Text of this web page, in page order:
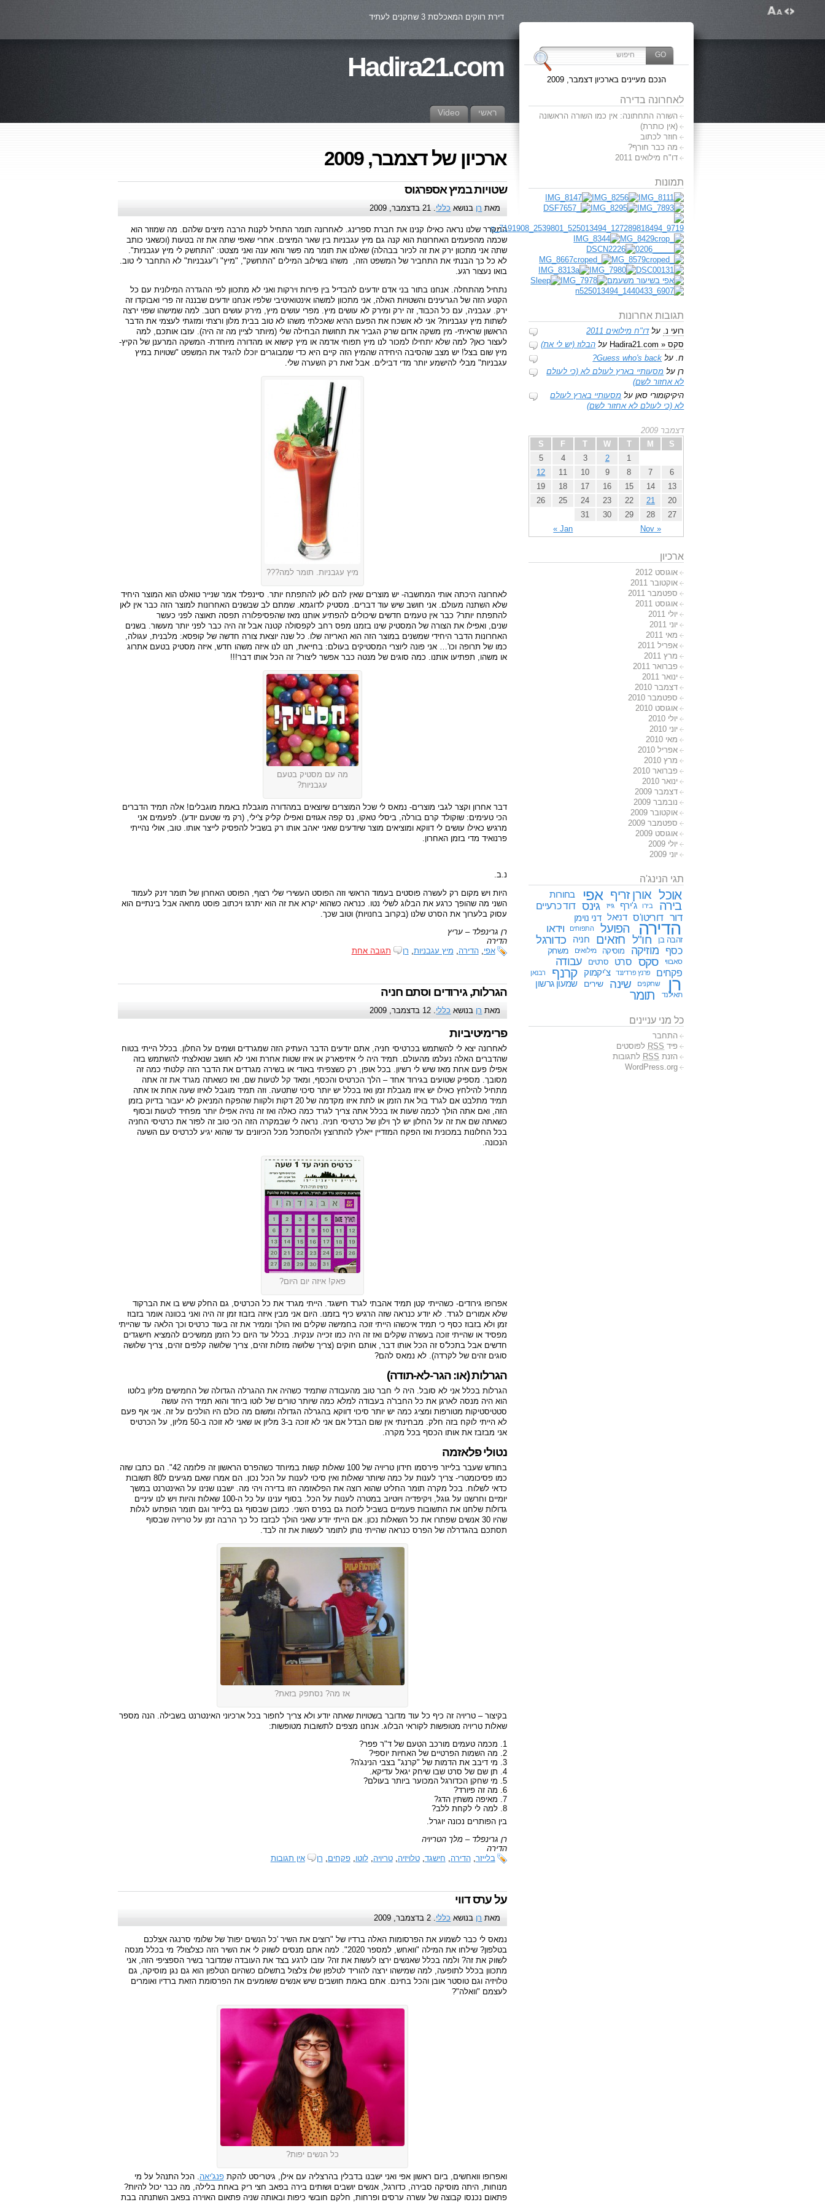
דירת רווקים המאכלסת 3 שחקנים לעתיד
Hadira21.com
ראשי Video
ארכיון של דצמבר, 2009
שטויות במיץ אספרגוס
מאת רן בנושא כללי. 21 בדצמבר, 2009
המקרר שלנו נראה כאילו קנינו את חברת ספרינג. לאחרונה תומר התחיל לקנות הרבה מיצים שלהם. מה שמוזר הוא
שכמה מהפעמים האחרונות הוא קנה גם מיץ עגבניות בין שאר המיצים. אחרי שאפי שתה את זה בטעות (וכשאני כותב
שתה אני מתכוון ירק את זה לכיור בבהלה) שאלנו את תומר מה פשר והוא ענה ואני מצטט: "התחשק לי מיץ עגבניות".
לא כל כך הבנתי את התחביר של המשפט הזה, משהו בשילוב המילים "התחשק", "מיץ" ו"עגבניות" לא התחבר לי טוב.
בואו נעצור רגע.
נתחיל מהתחלה. אנחנו בתור בני אדם יודעים להבדיל בין פירות וירקות ואני לא מתכוון לפי ההגדרה המילונית עם כל
הקטע הזה של הגרעינים והשטויות האלה, אני מתכוון למשהו אינטואיטיבי שלפיו אנחנו יודעים שבננה זה פרי ואבוקדו זה
ירק. עגבניה, עם כל הכבוד, זה ירק ומירק לא עושים מיץ. מפרי עושים מיץ, מירק עושים רוטב. למה שמישהו שפוי ירצה
לשתות מיץ עגבניות? אני לא אשכח את הפעם ההיא שאכלתי משהו לא טוב בבית מלון ורצתי ומזגתי לעצמי את הדבר
הראשון שראיתי- מין משקה אדום שרק הגביר את תחושת הבחילה שלי (מיותר לציין מה זה היה). עזבו אותכם, למה
לעצור כאן? למה שלא יתחילו למכור לנו מיץ תפוחי אדמה או מיץ קישוא או מהדורה מיוחדת- המשקה המרענן של הקיץ-
מיץ שום בצל! יש מצב שהסיבה היחידה שהמיץ הזה קיים היא כדי שמבוגרים יוכלו להגיד את המשפט "שטויות במיץ
עגבניות" מבלי להישמע יותר מדי דבילים. אבל זאת רק השערה שלי.
מיץ עגבניות. תומר למה???
לאחרונה היכתה אותי המחשבה- יש מוצרים שאין להם לאן להתפתח יותר. סיינפלד אמר שנייר טואלט הוא המוצר היחיד
שלא השתנה מעולם. אני חושב שיש עוד דברים. מסטיק לדוגמא. שמתם לב שבשנים האחרונות למוצר הזה כבר אין לאן
להתפתח יותר? כבר אין טעמים חדשים שיכולים להפתיע אותנו מאז שהפסיפלורה תפסה תאוצה לפני כעשר
שנים, ואפילו את הצורה של המסטיק שינו בזמנו מפס רחב לקפסולה קטנה אבל זה היה כבר לפני יותר מעשור. בשנים
האחרונות הדבר היחידי שמשנים במוצר הזה הוא האריזה שלו. כל שנה יוצאת צורה חדשה של קופסא: מלבנית, עגולה,
כמו של תרופה וכו'… אני פונה ליוצרי המסטיקים בעולם: בחייאת, תנו לנו איזה משהו חדש, איזה מסטיק בטעם אתרוג
או משהו, תפתיעו אותנו. כמה סוגים של מנטה כבר אפשר ליצור? זה הכל אותו דבר!!!
מה עם מסטיק בטעם
עגבניות?
דבר אחרון וקצר לגבי מוצרים- נמאס לי שכל המוצרים שיוצאים במהדורה מוגבלת באמת מוגבלים! אלה תמיד הדברים
הכי טעימים: שוקולד קרם בורלה, ביסלי טאקו, נס קפה אגוזים ואפילו קליק צ'ילי, (רק מי שטעם יודע). לפעמים אני
מרגיש כאילו עושים לי דווקא ומוציאים מוצר שיודעים שאני יאהב אותו רק בשביל להפסיק לייצר אותו. טוב, אולי נהייתי
פרנואיד מדי בזמן האחרון.
נ.ב.
היות ויש מקום רק לעשרה פוסטים בעמוד הראשי וזה הפוסט העשירי שלי רצוף, הפוסט האחרון של תומר זינק לעמוד
השני מה שהופך כרגע את הבלוג לשלי נטו. כנראה כשהוא יקרא את זה הוא יתרגז ויכתוב פוסט מחאה אבל בינתיים הוא
עסוק בלערוך את הסרט שלנו (בקרוב בחנויות) וטוב שכך.
רן גרינפלד – עריץ
הדירה
אפי ,הדירה מיץ עגבניות רן תגובה אחת
הגרלות, גירודים וסתם חניה
מאת רן בנושא כללי. 12 בדצמבר, 2009
פרימיטיביות
לאחרונה יצא לי להשתמש בכרטיסי חניה, אתם יודעים הדבר העתיק הזה שמגרדים ושמים על החלון. בכלל הייתי בטוח
שהדברים האלה נעלמו מהעולם. תמיד היה לי איזיפארק או איזו שטות אחרת ואני לא חושב שנאלצתי להשתמש בזה
אפילו פעם אחת מאז שיש לי רשיון. בכל אופן, רק כשצפיתי באודי או בשירה מגרדים את הדבר הזה קלטתי כמה זה
מסובך. מספיק שטועים בגירוד אחד – הלך הכרטיס והכסף, ומאד קל לטעות שם, ואז כשאתה מגרד את זה אתה
מתחיל להילחץ כאילו יש איזו מגבלת זמן ואז בכלל יש יותר סיכוי שתטעה. וזה תמיד מוגבל לאיזו שעה אחת אז אתה
תמיד מתלבט אם לגרד בול את הזמן או לתת איזו מקדמה של 20 דקות ולקוות שהפקח המניאק לא יעבור בדיוק בזמן
הזה, ואם אתה הולך לכמה שעות אז בכלל אתה צריך לגרד כמה כאלה ואז זה נהיה אפילו יותר מפחיד לטעות ובסוף
כשאתה שם את זה על החלון יש לך וילון של כרטיסי חניה. נראה לי שבמקרה הזה הכי טוב זה לפזר את כרטיסי החניה
בכל החלונות במכונית ואז הפקח המזדיין ייאלץ להתרוצץ ולהסתכל מכל הכיוונים עד שהוא יגיע לכרטיס עם השעה
הנכונה.
פאק! איזה יום היום?
אפרופו גירודים- כשהייתי קטן תמיד אהבתי לגרד חישגד. הייתי מגרד את כל הכרטיס, גם החלק שיש בו את הברקוד
שלא אמורים לגרד. לא יודע כנראה שזה הרגיש כיף בזמנו. היום אני מבין איזה בזבוז זמן זה היה ואני בכוונה אומר בזבוז
זמן ולא בזבוז כסף כי תמיד איכשהו הייתי זוכה בחמישה שקלים ואז הולך וממיר את זה בעוד כרטיס וכך הלאה עד שהייתי
מפסיד או שהייתי זוכה בעשרה שקלים ואז זה היה כמו זכייה ענקית. בכלל עד היום כל הזמן ממשיכים להמציא חישגדים
חדשים אבל בתכל'ס זה הכל אותו דבר, אותם חוקים (צריך שלושה מזלות זהים, צריך שלושה קלפים זהים, צריך שלושה
סוגים זהים של לקרדה). לא נמאס להם?
הגרלות (או: הגר-לא-תודה)
הגרלות בכלל אני לא סובל. היה לי חבר טוב מהעבודה שתמיד כשהיה את ההגרלה הגדולה של החמישים מליון בלוטו
הוא היה מנסה לארגן את כל החבר'ה בעבודה למלא כמה שיותר טורים של לוטו ביחד והוא תמיד היה עושה
סטטיסטיקות מטורפות ומציג כמה יש יותר סיכוי דווקא בהגרלה הגדולה ומשום מה כולם היו הולכים על זה. אני אף פעם
לא הייתי לוקח בזה חלק. מבחינתי אין שום הבדל אם אני לא זוכה ב-3 מליון או שאני לא זוכה ב-50 מליון, על הכרטיס
אני מבזבז את אותו הכסף בכל מקרה.
נטולי פלאזמה
בחודש שעבר בלייזר פירסמו חידון טריויה של 100 שאלות קשות במיוחד כשהפרס הראשון זה פלזמה 42". הם כתבו שזה
כמו פסיכומטרי- צריך לענות על כמה שיותר שאלות ואין סיכוי לענות על הכל נכון. הם אמרו שאם מגיעים ל80 תשובות
כדאי לשלוח. בכל מקרה תומר החליט שהוא רוצה את הפלאזמה הזו בדירה ויהי מה. ישבנו שנינו על האינטרנט במשך
יומיים וחרשנו על גוגל, ויקיפדיה ויוטיוב במטרה לענות על הכל. בסוף ענינו על כל ה-100 שאלות והיות ויש לנו עיניים
גדולות שלחנו את התשובות פעמיים בשביל לזכות גם בפרס השני. כמובן שבסוף גם בלייזר וגם תומר הופתעו לגלות
שהיו 30 אנשים שפתרו את כל השאלות נכון. אם הייתי יודע שאני הולך לבזבז כל כך הרבה זמן על טריויה שבסוף
תסתכם בהגדרלה של הפרס כנראה שהייתי נותן לתומר לעשות את זה לבד.
אז מה? נסתפק בזאת?
בקיצור – טריויה זה כיף כל עוד מדובר בשטויות שאתה יודע ולא צריך לחפור בכל ארכיוני האינטרנט בשבילה. הנה מספר
שאלות טריויה מטופשות לקוראי הבלוג. אנחנו מצפים לתשובות מטופשות:
מכמה טעמים מורכב הטעם של ד"ר פפר?
מה השמות הפרטיים של האחיות יוספי?
מי דיבב את הדמות של "קרנג" בצבי הנינג'ה?
תן שם של סרט שבו שיחק יגאל עדיקא.
מי שחקן הכדורגל המכוער ביותר בעולם?
מה זה פיורד?
מאיפה משתין הדג?
למה לי לקחת ללב?
בין הפותרים נכונה יוגרל.
רן גרינפלד – מלך הטריויה
הדירה
בלייזר ,הדירה חישגד ,טלויזיה ,טריויה ,לוטו ,פקחים רן אין תגובות
על ערס דווי
מאת רן בנושא כללי. 2 בדצמבר, 2009
נמאס לי כבר לשמוע את הפרסומות האלה ברדיו של "רוצים את השיר 'כל הנשים יפות' של שלומי סרנגה אצלכם
בטלפון? שילחו את המילה "וואחש, למספר 2020". למה אתם מנסים לשווק לי את השיר הזה כצלצול? מי בכלל מנסה
לשווק את זה? ולמה בכלל שאנשים ירצו לעשות את זה? עזבו לרגע בצד את העובדה שמדובר בשיר הספציפי הזה, אני
מתכוון בכלל לתופעה, למה שמישהו ירצה להוריד לטלפון שלו צלצול בתשלום כשהיום הטלפון הוא גם נגן מוסיקה, גם
טלויזיה וגם טוסטר אובן והכל בחינם. אתם באמת חושבים שיש אנשים ששומעים את הפרסומת הזאת ברדיו ואומרים
לעצמם "וואלה"?
כל הנשים יפות?
ואפרופו וואחשים, ביום ראשון אפי ואני ישבנו בדבלין בהרצליה עם אילן, גיטריסט להקתפנג'יאה . הכל התנהל על מי
מנוחות, היתה מוסיקה סבירה, כדורגל, אנשים יושבים ושותים בירה בפאב חצי ריק באחת בלילה, מה כבר יכול להיות?
פתאום נכנסו קבוצה של עשרה ערסים ופרחות, חלקם חובשי כיפות ובאותה שניה פתאום האוירה בפאב השתנתה בבת
הנכם מעיינים בארכיון דצמבר, 2009
לאחרונה בדירה
השורה התחתונה: אין כמו השורה הראשונה
(אין כותרת)
חוזר לכתוב
מה כבר חורף?
דו"ח מילואים 2011
תמונות
תגובות אחרונות
רועי נ. עלדו"ח מילואים 2011
סקס « Hadira21.com
על הבלוז (יש לי את)
ח.על Guess who's back?
רןעל מסעותיי בארץ לעולם לא (כי לעולם
לא אחזור לשם)
היקיקומורי סאןעל מסעותיי בארץ לעולם
לא (כי לעולם לא אחזור לשם)
דצמבר 2009
S
M
T
W
T
F
S
« Nov
Jan »
1
2
3
4
5
6
7
8
9
10
11
12
13
14
15
16
17
18
19
20
21
22
23
24
25
26
27
28
29
30
31
ארכיון
אוגוסט 2012
אוקטובר 2011
ספטמבר 2011
אוגוסט 2011
יולי 2011
יוני 2011
מאי 2011
אפריל 2011
מרץ 2011
פברואר 2011
ינואר 2011
דצמבר 2010
ספטמבר 2010
אוגוסט 2010
יולי 2010
יוני 2010
מאי 2010
אפריל 2010
מרץ 2010
פברואר 2010
ינואר 2010
דצמבר 2009
נובמבר 2009
אוקטובר 2009
ספטמבר 2009
אוגוסט 2009
יולי 2009
יוני 2009
תגי הנינג'ה
אוכל אורן זריף אפי בחורות
בירה בירו ג'ירף גייז גינס דוד כרעיים
דור דוריטו'ס דניאל דני נוימן
הדירה הפועל התפוחים וידאו
זהבה בן חו"ל חזאים חניה כדורגל
כסף מוזיקה מוסיקה מילואים משחק
סאבווי סקס סרט סרטים עבודה
פקחים פרנץ פרדיננד צ'יקמוק קרנף רבנאן
רן שחקנים שינה שירים שמעון גרשון
תאילנד תומר
כל מני עניינים
התחבר
פיד RSS לפוסטים
הזנת RSS לתגובות
WordPress.org